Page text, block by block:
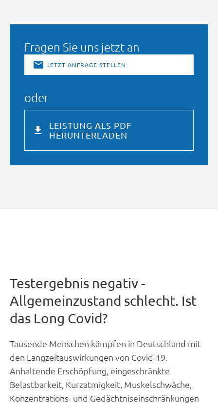
Fragen Sie uns jetzt an
JETZT ANFRAGE STELLEN
oder
LEISTUNG ALS PDF
HERUNTERLADEN
Testergebnis negativ -
Allgemeinzustand schlecht. Ist
das Long Covid?
Tausende Menschen kämpfen in Deutschland mit
den Langzeitauswirkungen von Covid-19.
Anhaltende Erschöpfung, eingeschränkte
Belastbarkeit, Kurzatmigkeit, Muskelschwäche,
Konzentrations- und Gedächtniseinschränkungen